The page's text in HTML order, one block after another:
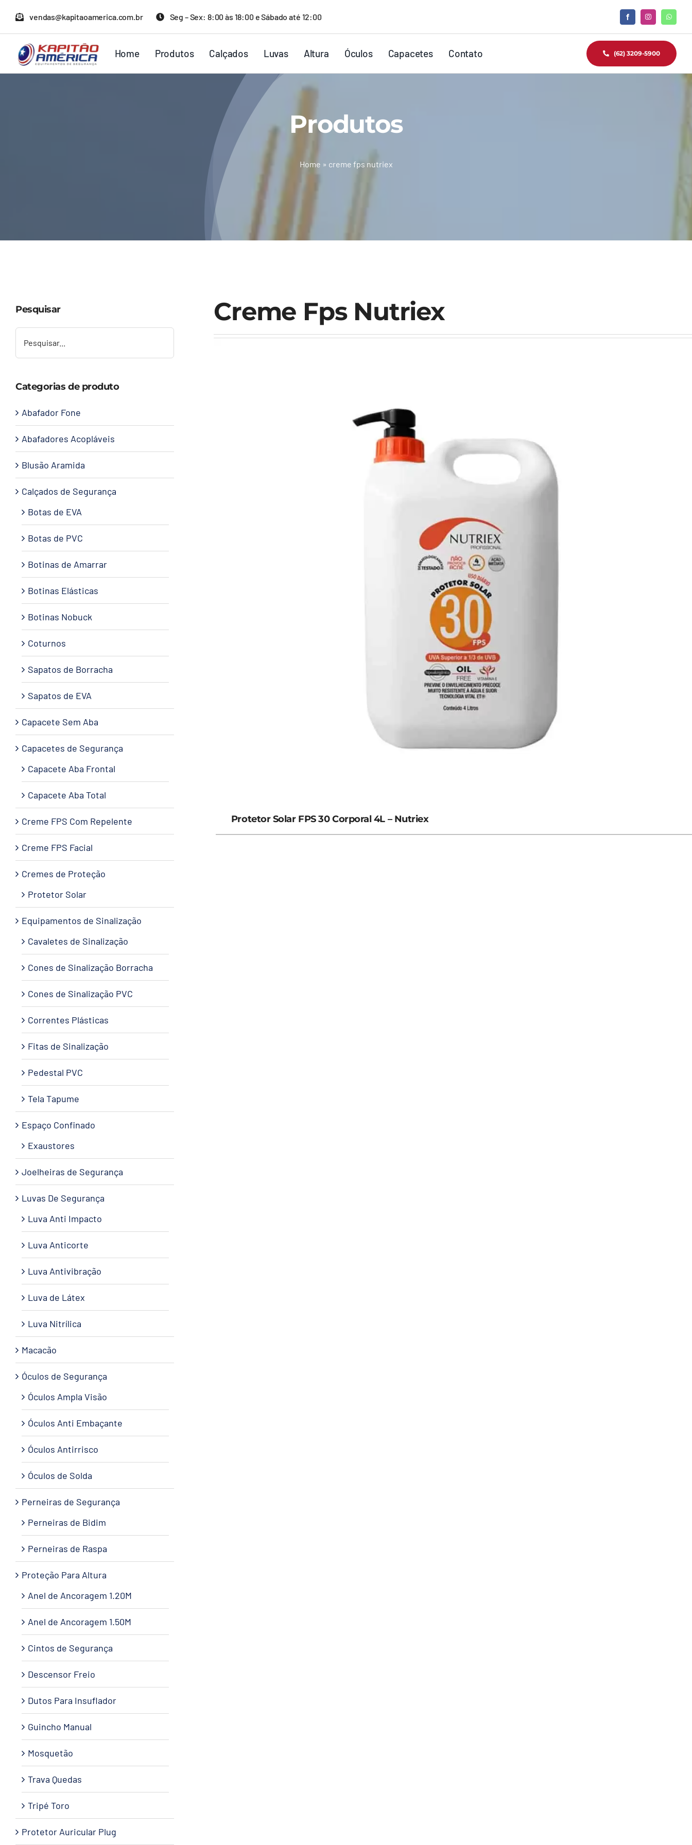
para
conteúdo
vendas@kapitaoamerica.com.br Seg – Sex: 8:00 às 18:00 e Sábado até 12:00
Home Produtos Calçados Luvas Altura Óculos Capacetes Contato (62) 3209-5900
Produtos
Home » creme fps nutriex
Creme Fps Nutriex
Protetor Solar FPS 30 Corporal 4L – Nutriex
Pesquisar
Categorias de produto
Abafador Fone
Abafadores Acopláveis
Blusão Aramida
Calçados de Segurança
Botas de EVA
Botas de PVC
Botinas de Amarrar
Botinas Elásticas
Botinas Nobuck
Coturnos
Sapatos de Borracha
Sapatos de EVA
Capacete Sem Aba
Capacetes de Segurança
Capacete Aba Frontal
Capacete Aba Total
Creme FPS Com Repelente
Creme FPS Facial
Cremes de Proteção
Protetor Solar
Equipamentos de Sinalização
Cavaletes de Sinalização
Cones de Sinalização Borracha
Cones de Sinalização PVC
Correntes Plásticas
Fitas de Sinalização
Pedestal PVC
Tela Tapume
Espaço Confinado
Exaustores
Joelheiras de Segurança
Luvas De Segurança
Luva Anti Impacto
Luva Anticorte
Luva Antivibração
Luva de Látex
Luva Nitrílica
Macacão
Óculos de Segurança
Óculos Ampla Visão
Óculos Anti Embaçante
Óculos Antirrisco
Óculos de Solda
Perneiras de Segurança
Perneiras de Bidim
Perneiras de Raspa
Proteção Para Altura
Anel de Ancoragem 1.20M
Anel de Ancoragem 1.50M
Cintos de Segurança
Descensor Freio
Dutos Para Insuflador
Guincho Manual
Mosquetão
Trava Quedas
Tripé Toro
Protetor Auricular Plug